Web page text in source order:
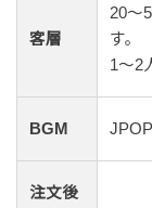
客層
20〜
す。
1〜2
BGM JPOP
注文後